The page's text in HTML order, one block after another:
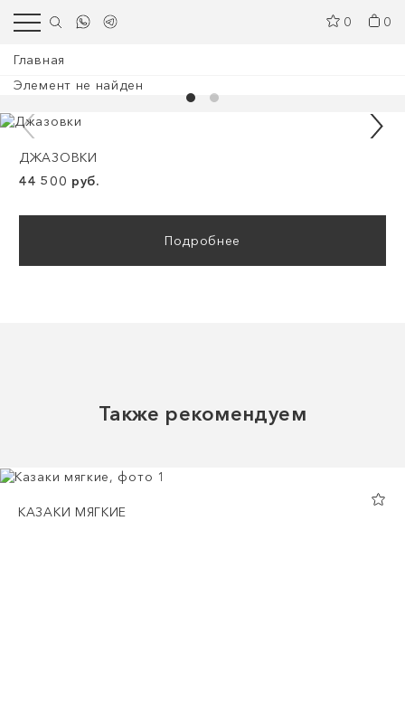
0 0
Главная
Элемент не найден
ДЖАЗОВКИ
44 500 руб.
Подробнее
Также рекомендуем
КАЗАКИ МЯГКИЕ